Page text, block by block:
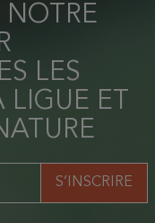
NOTRE
LES
ET